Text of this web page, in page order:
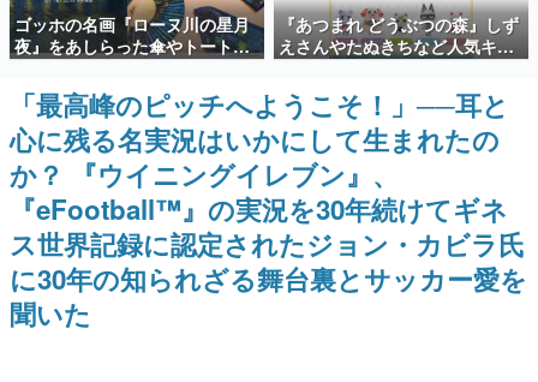
新世代に訊く
これからのデジタルゲーム市場を担う若きクリエイター達
の姿を追い、彼らのルーツと情熱を探っていきます。
ゲーム世代の作家たち
ゲームに多大な影響を受けた作家さんに取材し、ゲームが
日本のコンテンツ産業やカルチャーに与えた影響を探る企
画です。
日本モバイルゲーム産業史
日本のモバイルゲーム史における主要なトピック・タイト
ルを網羅するほか、開発者へのインタビューや識者による
解説を掲載。約20年の歴史が一望できる決定版！
ゴッホの名画『ローヌ川の星月
夜』をあしらった傘やトートバ
ッグなどが登場。8月7日21時よ
り2日間限定で予約販売
『あつまれ どうぶつの森』しず
えさんやたぬきちなど人気キャ
ラクターのフロッキードールが9
月に発売開始。「とたけけ」や
「ちゃちゃまる」も
「最高峰のピッチへようこそ！」──耳と
心に残る名実況はいかにして生まれたの
か？ 『ウイニングイレブン』、
『eFootball™︎』の実況を30年続けてギネ
ス世界記録に認定されたジョン・カビラ氏
に30年の知られざる舞台裏とサッカー愛を
聞いた